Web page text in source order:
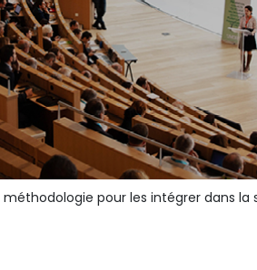
méthodologie pour les intégrer dans